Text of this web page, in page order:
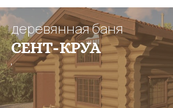
деревянная баня
СЕНТ-КРУА